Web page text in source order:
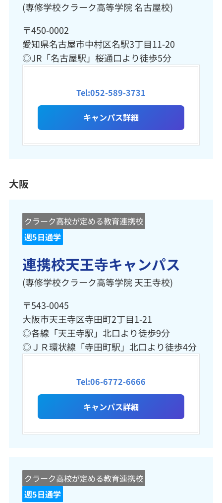
(専修学校クラーク高等学院 名古屋校)
〒450-0002
愛知県名古屋市中村区名駅3丁目11-20
◎JR「名古屋駅」桜通口より徒歩5分
Tel:052-589-3731
キャンパス詳細
大阪
クラーク高校が定める教育連携校
週5日通学
連携校天王寺キャンパス
(専修学校クラーク高等学院 天王寺校)
〒543-0045
大阪市天王寺区寺田町2丁目1-21
◎各線「天王寺駅」北口より徒歩9分
◎ＪＲ環状線「寺田町駅」北口より徒歩4分
Tel:06-6772-6666
キャンパス詳細
クラーク高校が定める教育連携校
週5日通学